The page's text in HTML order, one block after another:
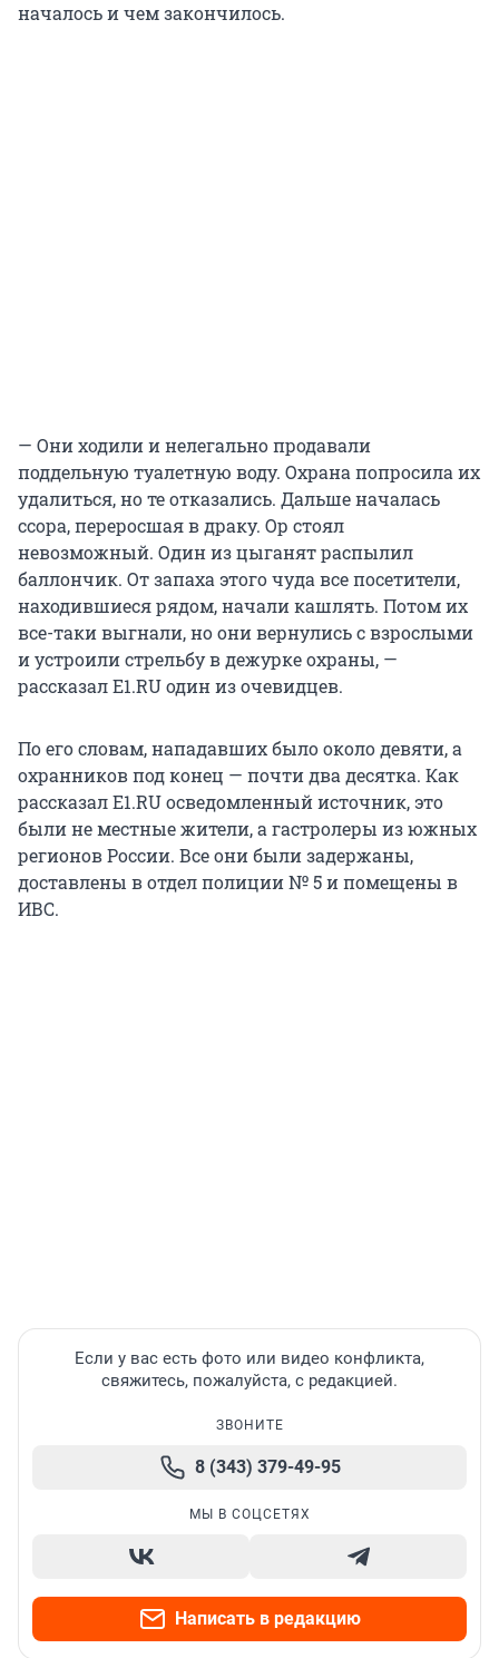
началось и чем закончилось.
— Они ходили и нелегально продавали
поддельную туалетную воду. Охрана попросила их
удалиться, но те отказались. Дальше началась
ссора, переросшая в драку. Ор стоял
невозможный. Один из цыганят распылил
баллончик. От запаха этого чуда все посетители,
находившиеся рядом, начали кашлять. Потом их
все-таки выгнали, но они вернулись с взрослыми
и устроили стрельбу в дежурке охраны, —
рассказал E1.RU один из очевидцев.
По его словам, нападавших было около девяти, а
охранников под конец — почти два десятка. Как
рассказал E1.RU осведомленный источник, это
были не местные жители, а гастролеры из южных
регионов России. Все они были задержаны,
доставлены в отдел полиции № 5 и помещены в
ИВС.
Если у вас есть фото или видео конфликта,
свяжитесь, пожалуйста, с редакцией.
ЗВОНИТЕ
8 (343) 379-49-95
МЫ В СОЦСЕТЯХ
Написать в редакцию